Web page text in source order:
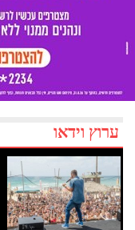
ערוץ וידאו